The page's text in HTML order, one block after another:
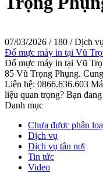
07/03/2026 / 180 /Dịch vụ
Đổ mực máy in tại Vũ
Đổ mực máy in tại Vũ
85 Vũ Trọng Phụng.
Liên hệ: 0866.636.603
liệu quan trọng? Bạn
Danh mục
Chưa được phân
Dịch vụ
Dịch vụ tân nơi
Tin tức
Video